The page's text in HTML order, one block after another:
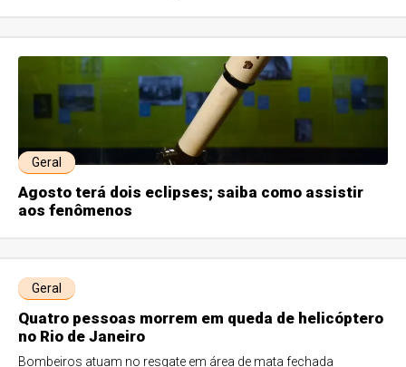
Geral
Agosto terá dois eclipses; saiba como assistir
aos fenômenos
Geral
Quatro pessoas morrem em queda de helicóptero
no Rio de Janeiro
Bombeiros atuam no resgate em área de mata fechada